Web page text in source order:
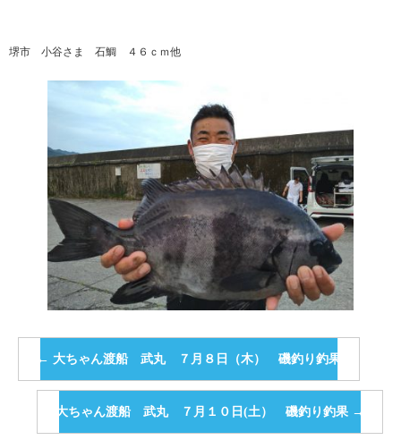
堺市 小谷さま 石鯛 ４６ｃｍ他
← 大ちゃん渡船 武丸 ７月８日（木） 磯釣り釣果
大ちゃん渡船 武丸 ７月１０日(土） 磯釣り釣果 →